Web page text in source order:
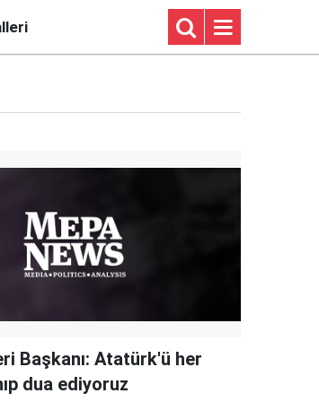
Başkanı: Atatürk'ü her
dua ediyoruz